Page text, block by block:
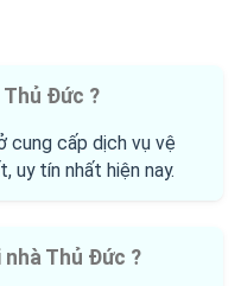
Đức ?
cung cấp dịch vụ vệ
uy tín nhất hiện nay.
nhà Thủ Đức ?